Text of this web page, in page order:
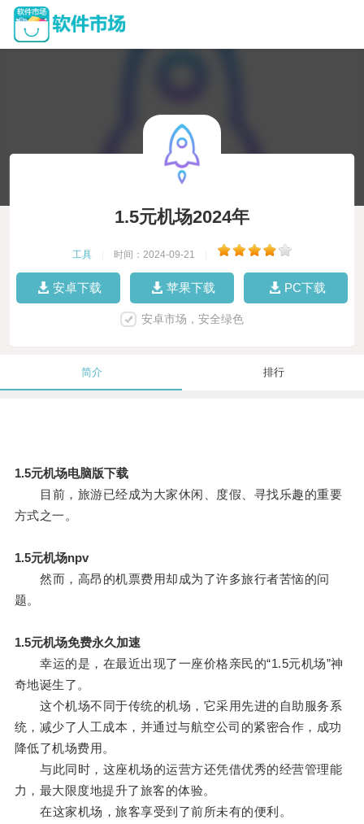
1.5元机场2024年
工具 时间：2024-09-21
安卓下载 苹果下载 PC下载
安卓市场，安全绿色
简介 排行
1.5元机场电脑版下载
目前，旅游已经成为大家休闲、度假、寻找乐趣的重要
方式之一。
1.5元机场npv
然而，高昂的机票费用却成为了许多旅行者苦恼的问
题。
1.5元机场免费永久加速
幸运的是，在最近出现了一座价格亲民的“1.5元机场”神
奇地诞生了。
这个机场不同于传统的机场，它采用先进的自助服务系
统，减少了人工成本，并通过与航空公司的紧密合作，成功
降低了机场费用。
与此同时，这座机场的运营方还凭借优秀的经营管理能
力，最大限度地提升了旅客的体验。
在这家机场，旅客享受到了前所未有的便利。